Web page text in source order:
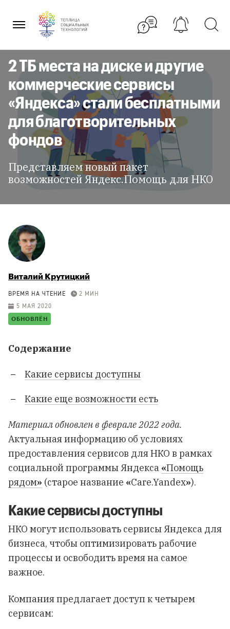
содержанию
2 ТБ места на диске и другие
коммерческие сервисы
«Яндекса» стали бесплатными
для благотворительных
фондов
Представляем новый пакет
возможностей Яндекс.Помощь для НКО
Виталий Крутицкий
ВРЕМЯ НА ЧТЕНИЕ
2 МИН
5 МАЯ 2020
ОБНОВЛЁН
Содержание
Какие сервисы доступны
Какие еще возможности есть
Материал обновлен в феврале 2022 года.
Актуальная информацию об условиях
предоставления сервисов для НКО в рамках
социальной программы Яндекса «Помощь
рядом» (старое название «Care.Yandex»).
Какие сервисы доступны
НКО могут использовать сервисы Яндекса для
бизнеса, чтобы оптимизировать рабочие
процессы и освободить время на самое
важное.
Компания предлагает доступ к четырем
сервисам: